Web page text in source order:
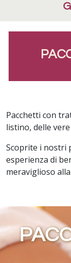
Pacchetti con
listino, delle
Scoprite i nostri
esperienza di
meraviglioso